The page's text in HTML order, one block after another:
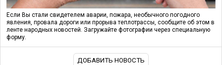
Если Вы стали свидетелем аварии, пожара, необычного погодного
явления, провала дороги или прорыва теплотрассы, сообщите об этом в
ленте народных новостей. Загружайте фотографии через специальную
форму.
ДОБАВИТЬ НОВОСТЬ